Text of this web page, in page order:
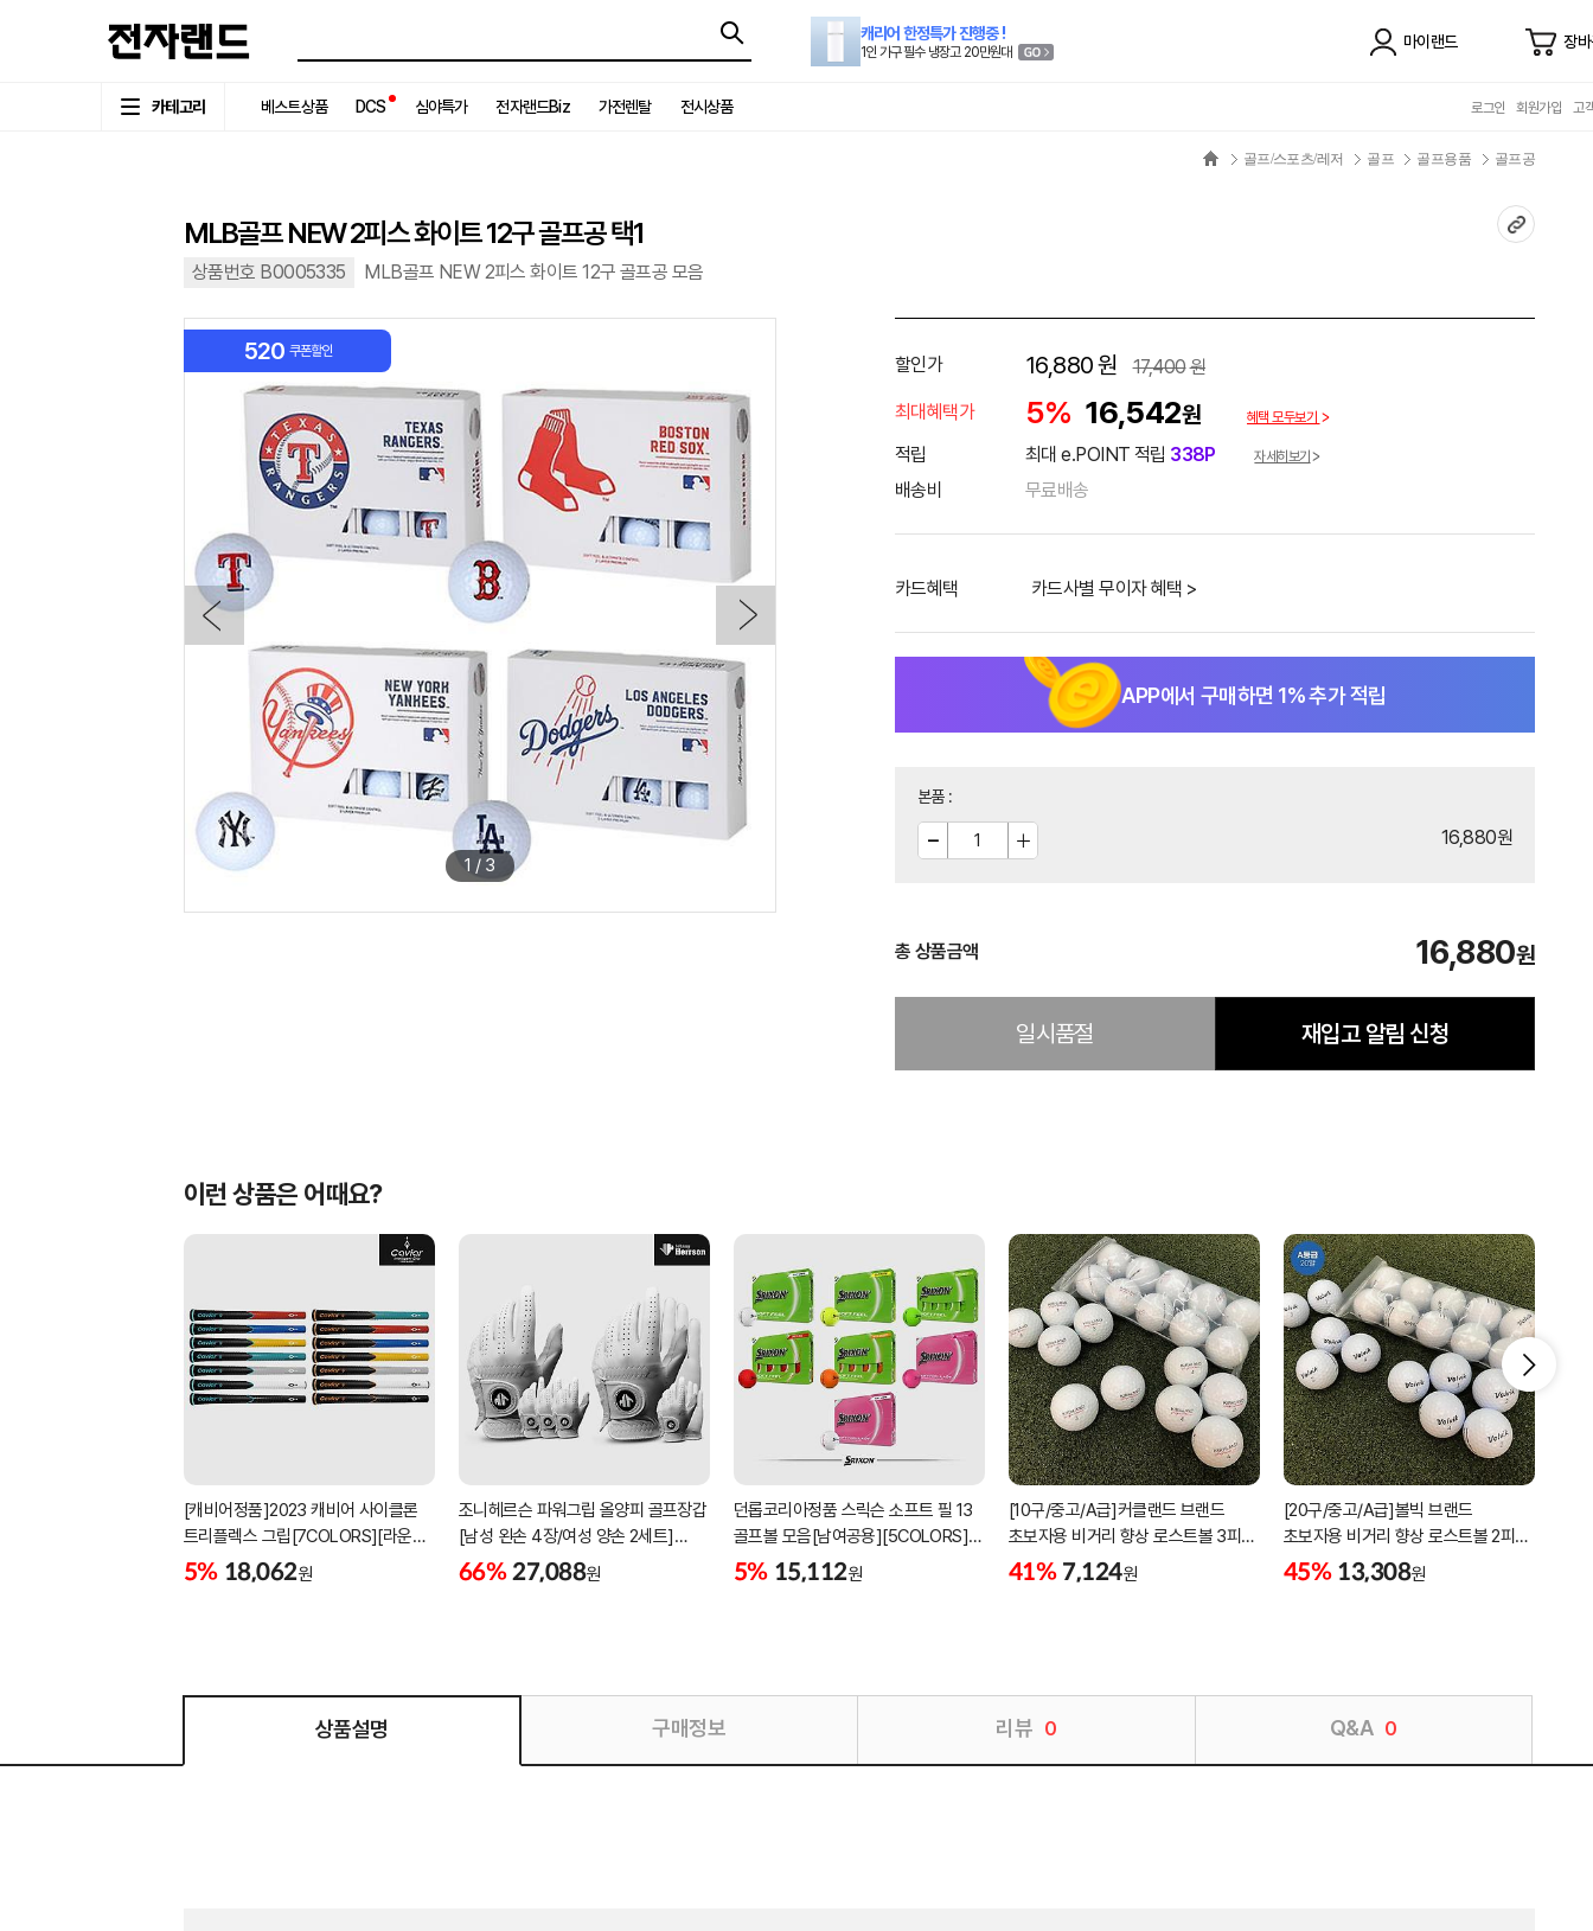
캐리어 한정특가 진행중 !
1인 가구 필수 냉장고 20만원대
마이랜드 장
카테고리 베스트상품 DCS 심야특가 전자랜드Biz 가전렌탈 전시상품 로그인 회원가입 고
골프/스포츠/레저 골프 골프용품 골프공
MLB골프 NEW 2피스 화이트 12구 골프공 택1
상품번호 B0005335 MLB골프 NEW 2피스 화이트 12구 골프공 모음
520 쿠폰할인
1 / 3
할인가 16,880원 17,400원
최대혜택가
5% 16,542원 혜택 모두보기
적립 최대 e.POINT 적립 338P 자세히보기
배송비 무료배송
카드혜택 카드사별 무이자 혜택 >
APP에서 구매하면 1% 추가 적립
본품:
16,880원
총 상품금액 16,880원
일시품절 재입고 알림 신청
이런 상품은 어때요?
[캐비어정품]2023 캐비어 사이클론
트리플렉스 그립[7COLORS][라운드]
[39g/42g/46g/50g][R/S 토크]
5% 18,062원
조니헤르슨 파워그립 올양피 골프장갑
[남성 왼손 4장/여성 양손 2세트]
[화이트][케이스포함]
66% 27,088원
던롭코리아정품 스릭슨 소프트 필 13
골프볼 모음[남여공용][5COLORS]
[2피스/12알]
5% 15,112원
[10구/중고/A급]커클랜드 브랜드
초보자용 비거리 향상 로스트볼 3피스
우레탄소재
41% 7,124원
[20구/중고/A급]볼빅 브랜드
초보자용 비거리 향상 로스트볼 2피스
3피스 혼합볼
45% 13,308원
상품설명 구매정보 리뷰 0 Q&A 0